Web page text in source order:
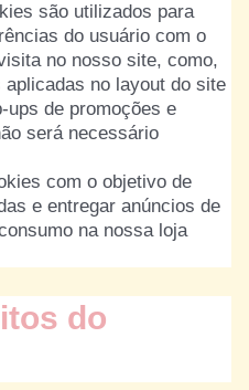
são utilizados para
do usuário com o
no nosso site, como,
no layout do site
ups de promoções e
será necessário
com o objetivo de
e entregar anúncios de
na nossa loja
do